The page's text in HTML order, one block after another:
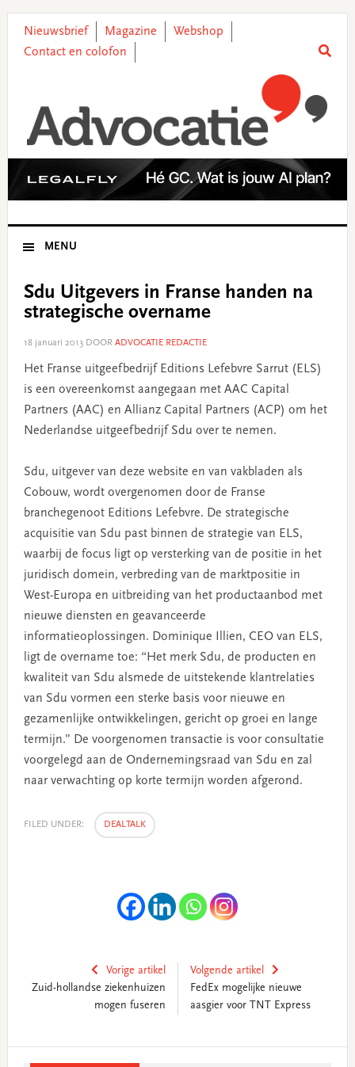
primary
main
primary
footer
Nieuwsbrief Magazine
Webshop
Contact en colofon
MENU
Sdu Uitgevers in Franse handen na
strategische overname
18 januari 2013DOOR ADVOCATIE REDACTIE
Het Franse uitgeefbedrijf Editions Lefebvre Sarrut (ELS)
is een overeenkomst aangegaan met AAC Capital
Partners (AAC) en Allianz Capital Partners (ACP) om het
Nederlandse uitgeefbedrijf Sdu over te nemen.
Sdu, uitgever van deze website en van vakbladen als
Cobouw, wordt overgenomen door de Franse
branchegenoot Editions Lefebvre. De strategische
acquisitie van Sdu past binnen de strategie van ELS,
waarbij de focus ligt op versterking van de positie in het
juridisch domein, verbreding van de marktpositie in
West-Europa en uitbreiding van het productaanbod met
nieuwe diensten en geavanceerde
informatieoplossingen. Dominique Illien, CEO van ELS,
ligt de overname toe: “Het merk Sdu, de producten en
kwaliteit van Sdu alsmede de uitstekende klantrelaties
van Sdu vormen een sterke basis voor nieuwe en
gezamenlijke ontwikkelingen, gericht op groei en lange
termijn.” De voorgenomen transactie is voor consultatie
voorgelegd aan de Ondernemingsraad van Sdu en zal
naar verwachting op korte termijn worden afgerond.
FILED UNDER: DEALTALK
Vorige artikel
Zuid-hollandse ziekenhuizen
mogen fuseren
Volgende artikel
FedEx mogelijke nieuwe
aasgier voor TNT Express